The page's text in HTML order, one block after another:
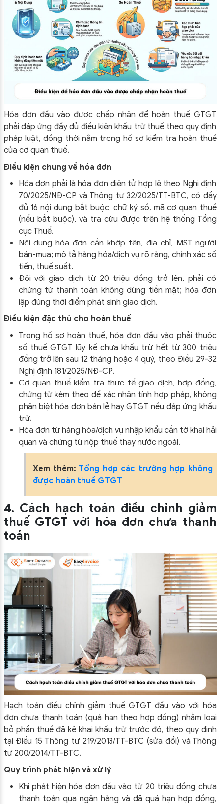
Hóa đơn đầu vào được chấp nhận để hoàn thuế GTGT
phải đáp ứng đầy đủ điều kiện khấu trừ thuế theo quy định
pháp luật, đồng thời nằm trong hồ sơ kiểm tra hoàn thuế
của cơ quan thuế.
Điều kiện chung về hóa đơn
Hóa đơn phải là hóa đơn điện tử hợp lệ theo Nghị định
70/2025/NĐ-CP và Thông tư 32/2025/TT-BTC, có đầy
đủ 16 nội dung bắt buộc, chữ ký số, mã cơ quan thuế
(nếu bắt buộc), và tra cứu được trên hệ thống Tổng
cục Thuế.
Nội dung hóa đơn cần khớp tên, địa chỉ, MST người
bán-mua; mô tả hàng hóa/dịch vụ rõ ràng, chính xác số
tiền, thuế suất.
Đối với giao dịch từ 20 triệu đồng trở lên, phải có
chứng từ thanh toán không dùng tiền mặt; hóa đơn
lập đúng thời điểm phát sinh giao dịch.
Điều kiện đặc thù cho hoàn thuế
Trong hồ sơ hoàn thuế, hóa đơn đầu vào phải thuộc
số thuế GTGT lũy kế chưa khấu trừ hết từ 300 triệu
đồng trở lên sau 12 tháng hoặc 4 quý, theo Điều 29-32
Nghị định 181/2025/NĐ-CP.
Cơ quan thuế kiểm tra thực tế giao dịch, hợp đồng,
chứng từ kèm theo để xác nhận tính hợp pháp, không
phân biệt hóa đơn bán lẻ hay GTGT nếu đáp ứng khấu
trừ.
Hóa đơn từ hàng hóa/dịch vụ nhập khẩu cần tờ khai hải
quan và chứng từ nộp thuế thay nước ngoài.
Xem thêm: Tổng hợp các trường hợp không
được hoàn thuế GTGT
4. Cách hạch toán điều chỉnh giảm
thuế GTGT với hóa đơn chưa thanh
toán
Hạch toán điều chỉnh giảm thuế GTGT đầu vào với hóa
đơn chưa thanh toán (quá hạn theo hợp đồng) nhằm loại
bỏ phần thuế đã kê khai khấu trừ trước đó, theo quy định
tại Điều 15 Thông tư 219/2013/TT-BTC (sửa đổi) và Thông
tư 200/2014/TT-BTC.
Quy trình phát hiện và xử lý
Khi phát hiện hóa đơn đầu vào từ 20 triệu đồng chưa
thanh toán qua ngân hàng và đã quá hạn hợp đồng,